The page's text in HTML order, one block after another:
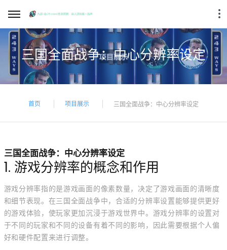
三国全面战争：中心分辨率设定
首页 项目展示 三国全面战争：中心分辨率设定
三国全面战争：中心分辨率设定
1. 游戏分辨率的概念和作用
游戏分辨率指的是游戏画面的像素数量，决定了游戏画面的清晰度
和细节表现。在三国全面战争中，合适的分辨率设置能够提供更好
的游戏体验，使玩家更加沉浸于游戏世界中。游戏分辨率的设置对
于不同的玩家和不同的设备有着不同的影响，因此需要根据个人偏
好和硬件配置来进行调整。